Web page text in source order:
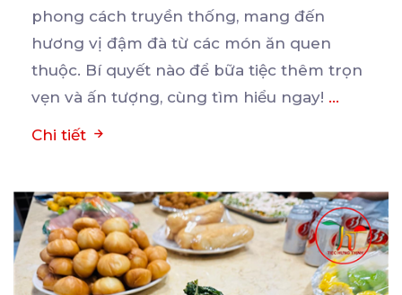
phong cách truyền thống, mang đến
hương vị đậm đà từ các món ăn quen
thuộc. Bí quyết nào để bữa tiệc thêm trọn
vẹn và ấn tượng, cùng tìm hiểu ngay! ...
Chi tiết